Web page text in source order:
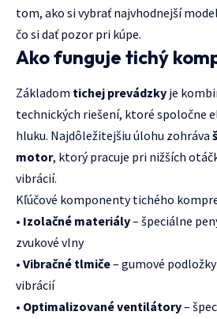
tom, ako si vybrať najvhodnejší
čo si dať pozor pri kúpe.
Ako funguje tichý
Základom tichej prevádzky je
technických riešení, ktoré spoločne
hluku. Najdôležitejšiu úlohu zohráva
motor, ktorý pracuje pri nižších
vibrácií.
Kľúčové komponenty tichého
• Izolačné materiály– špeciálne
zvukové vlny
• Vibračné tlmiče– gumové
vibrácií
• Optimalizované ventilátory–